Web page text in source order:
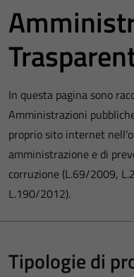
In questa pagina sono
Amministrazioni
proprio sito internet
amministrazione e di
corruzione (L.69/2009,
L.190/2012).
Tipologie di